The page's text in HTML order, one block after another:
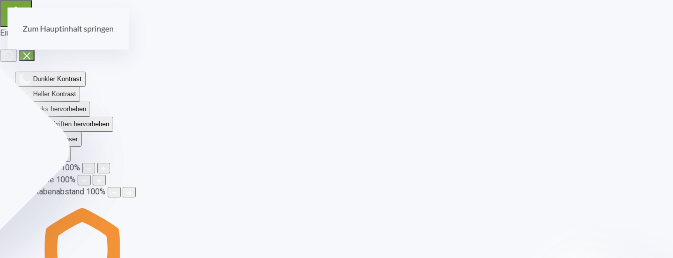
Eingabehilfen öffnen
Dunkler Kontrast
Heller Kontrast
Links hervorheben
Überschriften hervorheben
Bildschirmleser
100%
Zeilenhöhe 100%
Buchstabenabstand 100%
Zum Hauptinhalt springen